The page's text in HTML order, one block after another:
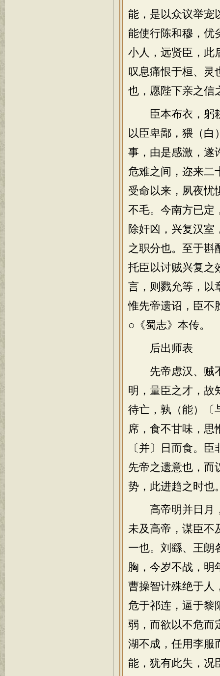
能，是以众议举宠
能使行陈和穆，优
小人，远贤臣，此
叹息痛恨于桓、灵
也，愿陛下亲之信
臣本布衣，躬耕
以臣卑鄙，猥（白
事，由是感激，遂
危难之间，迩来二
受命以来，夙夜忧
不毛。今南方已定
除奸凶，兴复汉室
之职分也。至于斟
托臣以讨贼兴复之
言，则戮允等，以
惟先帝遗诏，臣不
○《蜀志》本传。
后出师表
先帝虑汉、贼不
明，量臣之才，故
待亡，孰（能）〔
席，食不甘味，思
〔并〕日而食。
先帝之遗意也，而
势，此进趋之时也
高帝明并日月，
未及高帝，谋臣不
一也。刘繇、王朗
胸，今岁不战，明
曹操智计殊绝于人
危于祁连，逼于黎
弱，而欲以不危而
湖不成，任用李服
能，犹有此失，况